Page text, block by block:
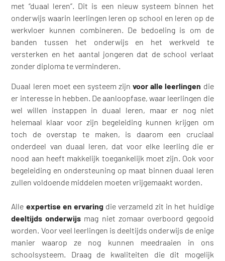
met “duaal leren”. Dit is een nieuw systeem binnen het
onderwijs waarin leerlingen leren op school en leren op de
werkvloer kunnen combineren. De bedoeling is om de
banden tussen het onderwijs en het werkveld te
versterken en het aantal jongeren dat de school verlaat
zonder diploma te verminderen.
Duaal leren moet een systeem zijnvoor alle leerlingen die
er interesse in hebben. De aanloopfase, waar leerlingen die
wel willen instappen in duaal leren, maar er nog niet
helemaal klaar voor zijn begeleiding kunnen krijgen om
toch de overstap te maken, is daarom een cruciaal
onderdeel van duaal leren, dat voor elke leerling die er
nood aan heeft makkelijk toegankelijk moet zijn. Ook voor
begeleiding en ondersteuning op maat binnen duaal leren
zullen voldoende middelen moeten vrijgemaakt worden.
Alle expertise en ervaringdie verzameld zit in het huidige
deeltijds onderwijs mag niet zomaar overboord gegooid
worden. Voor veel leerlingen is deeltijds onderwijs de enige
manier waarop ze nog kunnen meedraaien in ons
schoolsysteem. Draag de kwaliteiten die dit mogelijk